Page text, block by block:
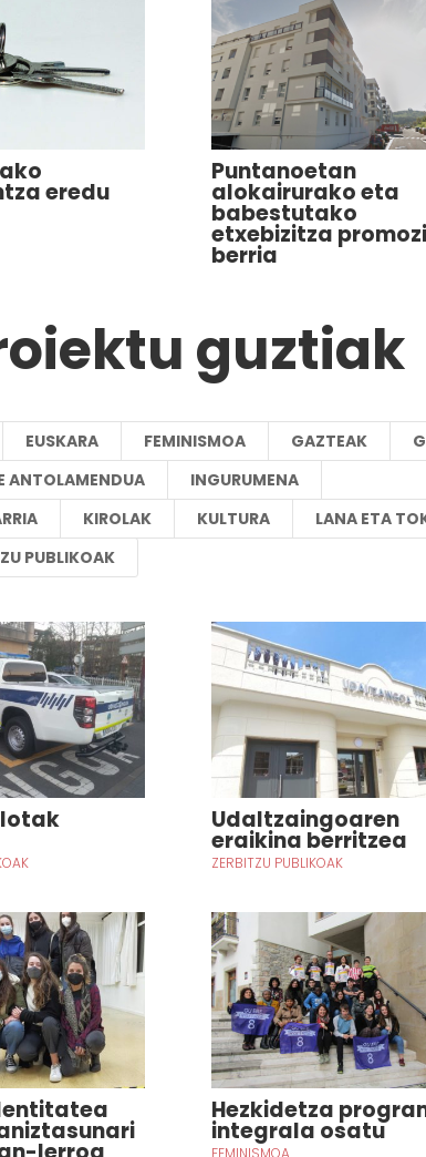
eredu
Puntanoetan
alokairurako eta
babestutako
etxebizitza
berria
guztiak
EUSKARA FEMINISMOA GAZTEAK
ANTOLAMENDUA
INGURUMENA
KIROLAK KULTURA
LANA ETA
PUBLIKOAK
Udaltzaingoaren
eraikina berritzea
ZERBITZU PUBLIKOAK
Hezkidetza
integrala osatu
FEMINISMOA